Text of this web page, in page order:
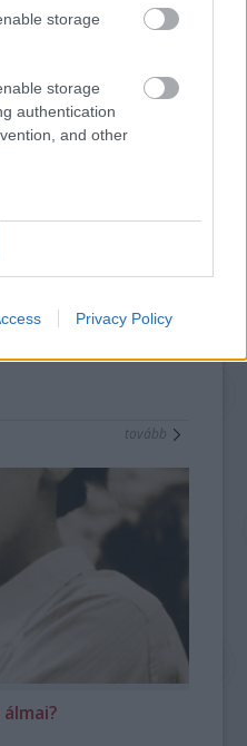
storage
storage
authentication
and other
Privacy Policy
Miklós
líra kiemelkedő alakját.
tovább